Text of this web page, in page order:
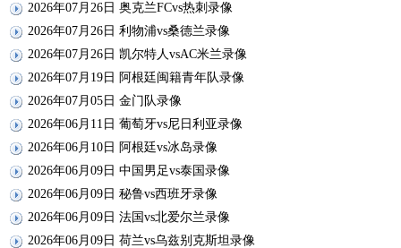
2026年07月26日 奥克兰FCvs热刺录像
2026年07月26日 利物浦vs桑德兰录像
2026年07月26日 凯尔特人vsAC米兰录像
2026年07月19日 阿根廷闽籍青年队录像
2026年07月05日 金门队录像
2026年06月11日 葡萄牙vs尼日利亚录像
2026年06月10日 阿根廷vs冰岛录像
2026年06月09日 中国男足vs泰国录像
2026年06月09日 秘鲁vs西班牙录像
2026年06月09日 法国vs北爱尔兰录像
2026年06月09日 荷兰vs乌兹别克斯坦录像